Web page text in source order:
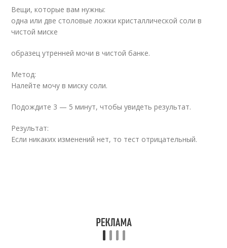
Вещи, которые вам нужны:
одна или две столовые ложки кристаллической соли в
чистой миске
образец утренней мочи в чистой банке.
Метод:
Налейте мочу в миску соли.
Подождите 3 — 5 минут, чтобы увидеть результат.
Результат:
Если никаких изменений нет, то тест отрицательный.